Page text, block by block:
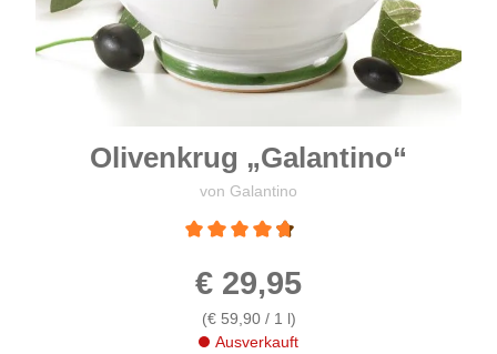
Olivenkrug „Galantino“
von Galantino
€ 29,95
(€ 59,90 / 1 l)
Ausverkauft